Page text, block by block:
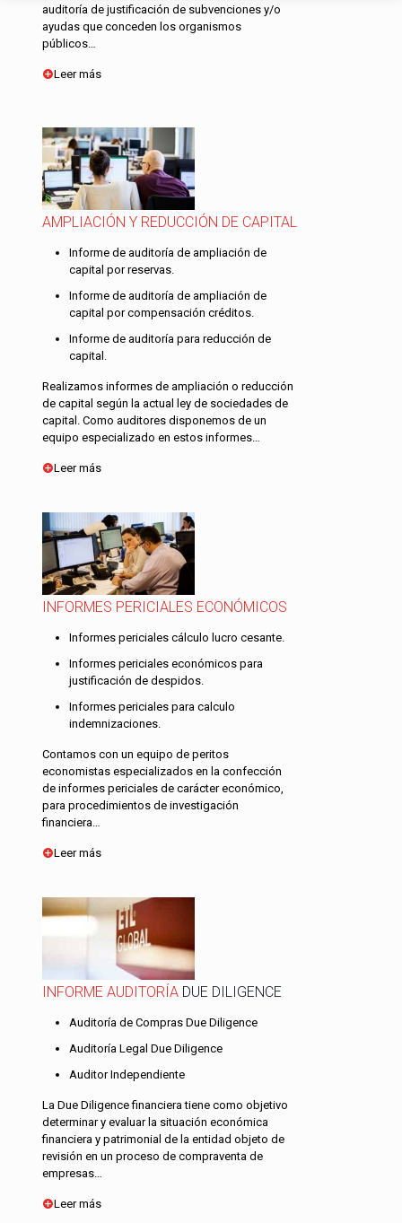
auditoría de justificación de subvenciones y/o
ayudas que conceden los organismos
públicos…
Leer más
AMPLIACIÓN Y REDUCCIÓN DE CAPITAL
Informe de auditoría de ampliación de
capital por reservas.
Informe de auditoría de ampliación de
capital por compensación créditos.
Informe de auditoría para reducción de
capital.
Realizamos informes de ampliación o reducción
de capital según la actual ley de sociedades de
capital. Como auditores disponemos de un
equipo especializado en estos informes…
Leer más
INFORMES PERICIALES ECONÓMICOS
Informes periciales cálculo lucro cesante.
Informes periciales económicos para
justificación de despidos.
Informes periciales para calculo
indemnizaciones.
Contamos con un equipo de peritos
economistas especializados en la confección
de informes periciales de carácter económico,
para procedimientos de investigación
financiera…
Leer más
INFORME AUDITORÍA DUE DILIGENCE
Auditoría de Compras Due Diligence
Auditoría Legal Due Diligence
Auditor Independiente
La Due Diligence financiera tiene como objetivo
determinar y evaluar la situación económica
financiera y patrimonial de la entidad objeto de
revisión en un proceso de compraventa de
empresas…
Leer más